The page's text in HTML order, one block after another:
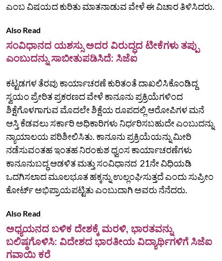
ಎಂಬ ವಿಷಯದ ಕುರಿತು ಮಾತನಾಡುವ ವೇಳೆ ಈ ವಿಚಾರ ತಿಳಿಸಿದರು.
Also Read
ಸಂವಿಧಾನದ ಯಶಸ್ಸು ಅದರ ವಿರುದ್ಧದ ಟೀಕೆಗಳು ತಪ್ಪು
ಎಂಬುದನ್ನು ಸಾಬೀತುಪಡಿಸಿದೆ: ಸಿಜೆಐ
ಕಟ್ಟಡಗಳ ತೆರವು ಕಾರ್ಯಾಚರಣೆ ಕುರಿತಂತೆ ದಾಖಲಿಸಿಕೊಂಡಿದ್ದ
ಸ್ವಯಂ ಪ್ರೇರಿತ ಪ್ರಕರಣದ ವೇಳೆ ಕಾನೂನು ಪ್ರಕ್ರಿಯೆಗಳಿಂದ
ಶಿಕ್ಷೆಗೊಳಗಾಗುವ ಮೊದಲೇ ಶಿಕ್ಷೆಯ ರೂಪದಲ್ಲಿ ಆರೋಪಿಗಳ ಮನೆ
ಆಸ್ತಿ ಕೆಡವಲು ಸರ್ಕಾರಿ ಅಧಿಕಾರಿಗಳು ನಿರ್ಧರಿಸಬಹುದೇ ಎಂಬುದನ್ನು
ನ್ಯಾಯಾಲಯ ಪರಿಶೀಲಿಸಿತು. ಕಾನೂನು ಪ್ರಕ್ರಿಯೆಯನ್ನು ಮೀರಿ
ನಡೆಸುವಂತಹ ಇಂತಹ ನಿರಂಕುಶ ಧ್ವಂಸ ಕಾರ್ಯಾಚರಣೆಗಳು
ಕಾನೂನುಬದ್ಧ ಆಡಳಿತ ಮತ್ತು ಸಂವಿಧಾನದ 21ನೇ ವಿಧಿಯಡಿ
ಒದಗಿಸಲಾದ ಮೂಲಭೂತ ಹಕ್ಕನ್ನು ಉಲ್ಲಂಘಿಸುತ್ತದೆ ಎಂದು ಸುಪ್ರೀಂ
ಕೋರ್ಟ್‌ ಅಭಿಪ್ರಾಯಪಟ್ಟಿತು ಎಂಬುದಾಗಿ ಅವರು ನೆನೆದರು.
Also Read
ಅಧ್ಯಯನದ ಬಳಿಕ ದೇಶಕ್ಕೆ ಮರಳಿ, ಭಾರತವನ್ನು
ಬಲಿಷ್ಠಗೊಳಿಸಿ: ವಿದೇಶದ ಭಾರತೀಯ ವಿದ್ಯಾರ್ಥಿಗಳಿಗೆ ಸಿಜೆಐ
ಗವಾಯಿ ಕರೆ